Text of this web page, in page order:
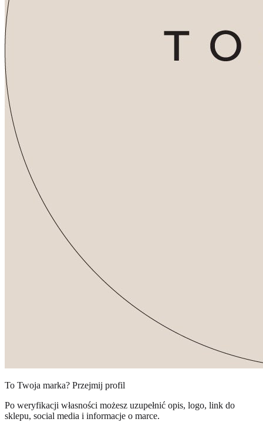
To Twoja marka? Przejmij profil
Po weryfikacji własności możesz uzupełnić opis, logo, link do
sklepu, social media i informacje o marce.